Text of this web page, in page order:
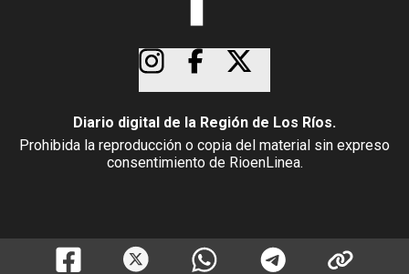
Diario digital de la Región de Los Ríos.
Prohibida la reproducción o copia del material sin expreso
consentimiento de RioenLinea.